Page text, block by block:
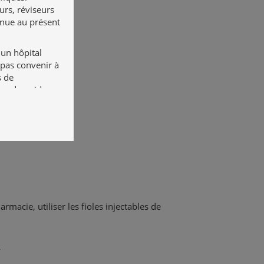
utiliser les fioles injectables de
réviseurs
au présent
hôpital
convenir à
de
du guide ne
de
en aucun
en
de
le